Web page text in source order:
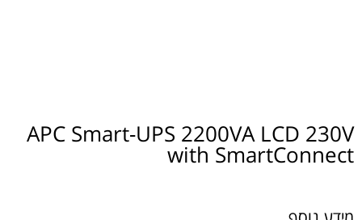
APC Smart-UPS 2200VA LCD
with